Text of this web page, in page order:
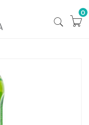
0
Massage & Pleasure
ml
Massage & Pleasure
ml